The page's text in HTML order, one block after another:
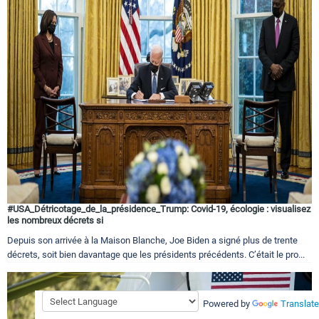
#USA_Détricotage_de_la_présidence_Trump: Covid-19, écologie : visualisez
les nombreux décrets si
Depuis son arrivée à la Maison Blanche, Joe Biden a signé plus de trente
décrets, soit bien davantage que les présidents précédents. C’était le pro...
Powered by Translate